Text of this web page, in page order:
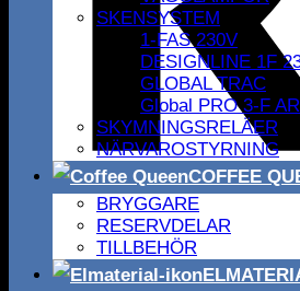
SKENSYSTEM
1-FAS 230V
DESIGNLINE 1F
GLOBAL TRAC
Global PRO 3-F
SKYMNINGSRELÄER
NÄRVAROSTYRNING
COFFEE
BRYGGARE
RESERVDELAR
TILLBEHÖR